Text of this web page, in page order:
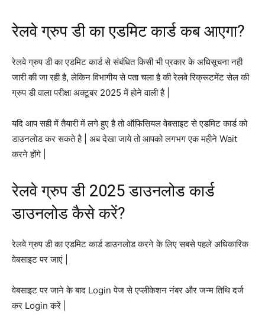
रेलवे ग्रुप डी का एडमिट कार्ड कब आएगा?
रेलवे ग्रुप डी का एडमिट कार्ड से संबंधित किसी भी प्रकार के अधिसूचना नही
जारी की जा रही है, लेकिन विभागीय से पता चला है की रेलवे रिक्रूटमेंट सेल की
ग्रुप डी वाला परीक्षा अक्टूबर 2025 में होने वाली है |
यदि आप सही में तैयारी में लगे हुए है तो ऑफिसियल वेबसाइट से एडमिट कार्ड को
डाउनलोड कर सकते है | अब देखा जाये तो आपको लगभग एक महीने Wait
करने होंगे |
रेलवे ग्रुप डी 2025 डाउनलोड कार्ड
डाउनलोड कैसे करें?
रेलवे ग्रुप डी का एडमिट कार्ड डाउनलोड करने के लिए सबसे पहले अधिकारिक
वेबसाइट पर जाएं |
वेबसाइट पर जाने के बाद Login पेज से एप्लीकेशन नंबर और जन्म तिथि दर्ज
कर Login करें |